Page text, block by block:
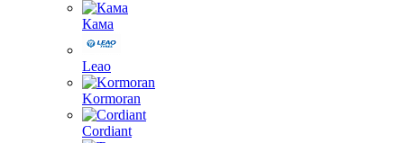
Кама
Leao
Kormoran
Cordiant